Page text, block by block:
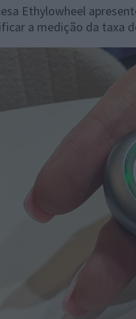
Ethylowheel
a medição da taxa